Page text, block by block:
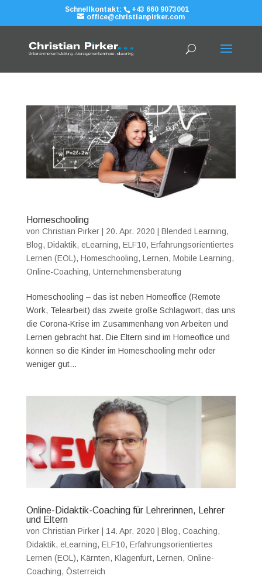
Schnellkontakt:
+43 660 9073001
office@christianpirker.com
Homeschooling
von Christian Pirker| 20. Apr. 2020 Blended Learning,
Blog, Didaktik, eLearning, ELF10, Erfahrungsorientiertes
Lernen (EOL), Homeschooling, Lernen, Mobile Learning,
Online-Coaching, Unternehmensberatung
Homeschooling – das ist neben Homeoffice (Remote
Work, Telearbeit) das zweite große Schlagwort, das uns
die Corona-Krise im Zusammenhang von Arbeiten und
Lernen gebracht hat. Die Eltern sind im Homeoffice und
können so die Kinder im Homeschooling mehr oder
weniger gut...
Online-Didaktik-Coaching für Lehrerinnen, Lehrer
und Eltern
von Christian Pirker| 14. Apr. 2020 | Blog, Coaching,
Didaktik, eLearning, ELF10, Erfahrungsorientiertes
Lernen (EOL), Kärnten, Klagenfurt, Lernen, Online-
Coaching, Österreich